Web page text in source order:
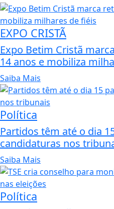
EXPO CRISTÃ
Expo Betim Cristã
14 anos e mobiliza
Saiba Mais
Política
Partidos têm até o dia
candidaturas nos
Saiba Mais
Política